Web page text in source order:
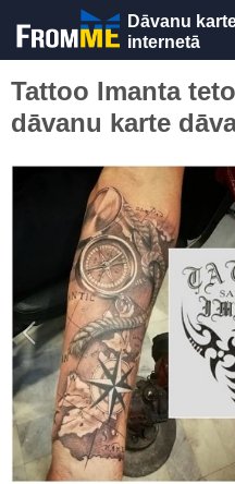
Dāvanu
internetā
Tattoo Imanta
dāvanu karte
Previous